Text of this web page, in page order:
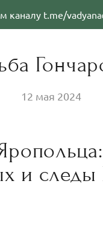
12 мая 2024
и
t.me/vadyanadya_ru